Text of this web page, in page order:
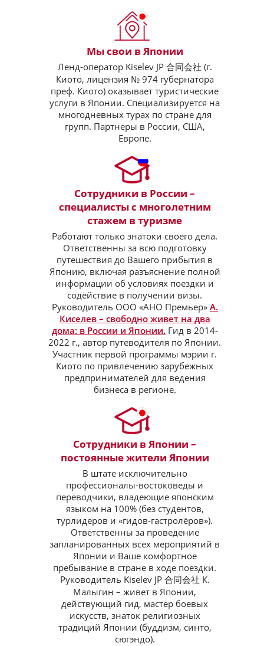
Мы свои в Японии
Ленд-оператор Kiselev JP 合同会社 (г.
Киото, лицензия № 974 губернатора
преф. Киото) оказывает туристические
услуги в Японии. Специализируется на
многодневных турах по стране для
групп. Партнеры в России, США,
Европе.
Сотрудники в России –
специалисты с многолетним
стажем в туризме
Работают только знатоки своего дела.
Ответственны за всю подготовку
путешествия до Вашего прибытия в
Японию, включая разъяснение полной
информации об условиях поездки и
содействие в получении визы.
Руководитель ООО «АНО Премьер» А.
Киселев – свободно живет на два
дома: в России и Японии. Гид в 2014-
2022 г., автор путеводителя по Японии.
Участник первой программы мэрии г.
Киото по привлечению зарубежных
предпринимателей для ведения
бизнеса в регионе.
Сотрудники в Японии –
постоянные жители Японии
В штате исключительно
профессионалы-востоковеды и
переводчики, владеющие японским
языком на 100% (без студентов,
турлидеров и «гидов-гастролёров»).
Ответственны за проведение
запланированных всех мероприятий в
Японии и Ваше комфортное
пребывание в стране в ходе поездки.
Руководитель Kiselev JP 合同会社 К.
Малыгин – живет в Японии,
действующий гид, мастер боевых
искусств, знаток религиозных
традиций Японии (буддизм, синто,
сюгэндо).